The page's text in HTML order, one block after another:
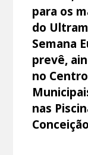
para os
do
Semana
prevê,
no
nas